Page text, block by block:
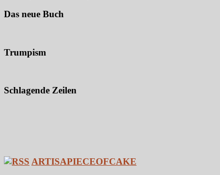
Das neue Buch
Trumpism
Schlagende Zeilen
ARTISAPIECEOFCAKE